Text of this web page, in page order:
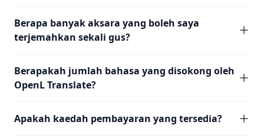
Berapa banyak aksara yang boleh saya
terjemahkan sekali gus?
Berapakah jumlah bahasa yang disokong oleh
OpenL Translate?
Apakah kaedah pembayaran yang tersedia?